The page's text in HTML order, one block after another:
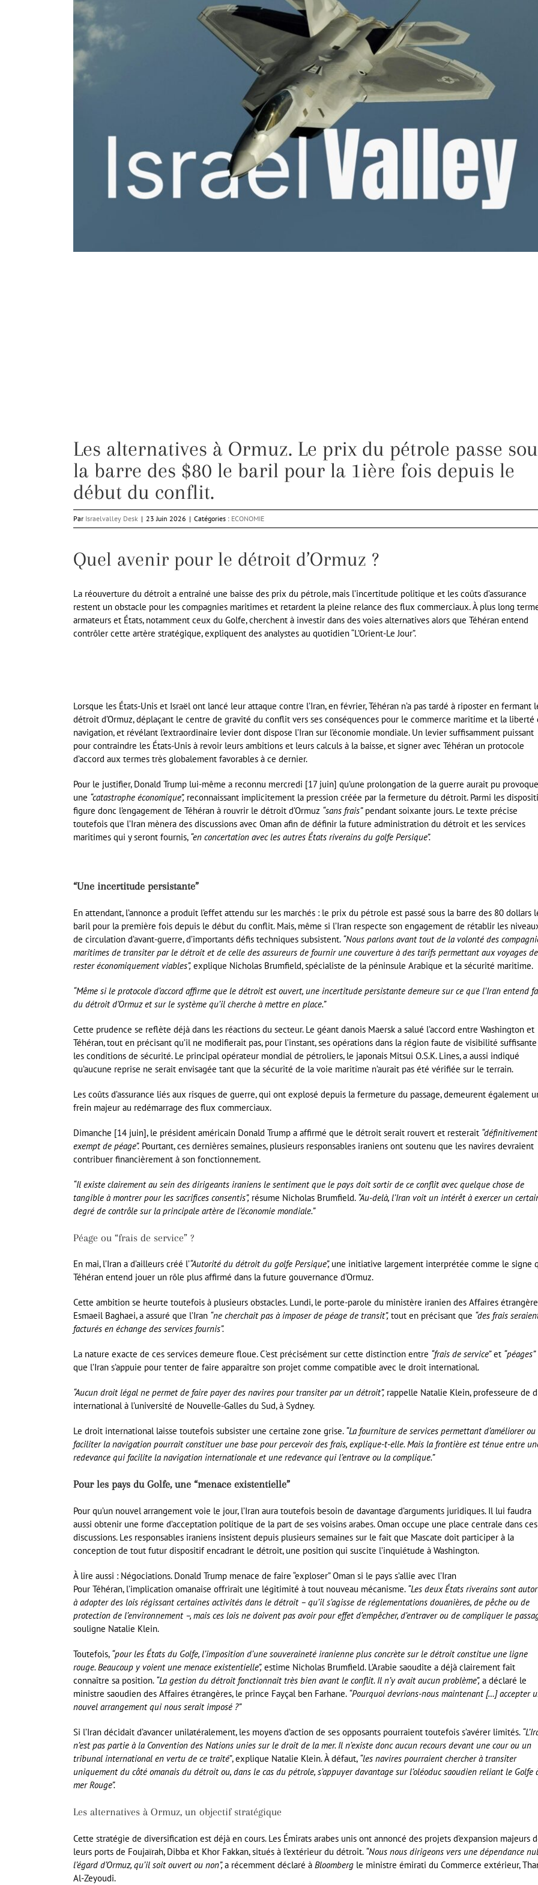
Les alternatives à Ormuz. Le prix du pétrole passe
la barre des $80 le baril pour la 1ière fois depuis le
début du conflit.
Par Israelvalley Desk | 23 Juin 2026 | Catégories : ECONOMIE
Quel avenir pour le détroit d’Ormuz ?
La réouverture du détroit a entraîné une baisse des prix du pétrole, mais l’incertitude politique et les coûts d’assurance
restent un obstacle pour les compagnies maritimes et retardent la pleine relance des flux commerciaux. À plus long
armateurs et États, notamment ceux du Golfe, cherchent à investir dans des voies alternatives alors que Téhéran entend
contrôler cette artère stratégique, expliquent des analystes au quotidien “L’Orient-Le Jour”.
Lorsque les États-Unis et Israël ont lancé leur attaque contre l’Iran, en février, Téhéran n’a pas tardé à riposter en fermant
détroit d’Ormuz, déplaçant le centre de gravité du conflit vers ses conséquences pour le commerce maritime et la liberté
navigation, et révélant l’extraordinaire levier dont dispose l’Iran sur l’économie mondiale. Un levier suffisamment puissant
pour contraindre les États-Unis à revoir leurs ambitions et leurs calculs à la baisse, et signer avec Téhéran un protocole
d’accord aux termes très globalement favorables à ce dernier.
Pour le justifier, Donald Trump lui-même a reconnu mercredi [17 juin] qu’une prolongation de la guerre aurait pu
une “catastrophe économique”, reconnaissant implicitement la pression créée par la fermeture du détroit. Parmi les
figure donc l’engagement de Téhéran à rouvrir le détroit d’Ormuz “sans frais”pendant soixante jours. Le texte précise
toutefois que l’Iran mènera des discussions avec Oman afin de définir la future administration du détroit et les services
maritimes qui y seront fournis, “en concertation avec les autres États riverains du golfe Persique”.
“Une incertitude persistante”
En attendant, l’annonce a produit l’effet attendu sur les marchés : le prix du pétrole est passé sous la barre des 80 dollars
baril pour la première fois depuis le début du conflit. Mais, même si l’Iran respecte son engagement de rétablir les
de circulation d’avant-guerre, d’importants défis techniques subsistent. “Nous parlons avant tout de la volonté des
maritimes de transiter par le détroit et de celle des assureurs de fournir une couverture à des tarifs permettant aux voyages de
rester économiquement viables”, explique Nicholas Brumfield, spécialiste de la péninsule Arabique et la sécurité maritime.
“Même si le protocole d’accord affirme que le détroit est ouvert, une incertitude persistante demeure sur ce que l’Iran entend
du détroit d’Ormuz et sur le système qu’il cherche à mettre en place.”
Cette prudence se reflète déjà dans les réactions du secteur. Le géant danois Maersk a salué l’accord entre Washington et
Téhéran, tout en précisant qu’il ne modifierait pas, pour l’instant, ses opérations dans la région faute de visibilité
les conditions de sécurité. Le principal opérateur mondial de pétroliers, le japonais Mitsui O.S.K. Lines, a aussi indiqué
qu’aucune reprise ne serait envisagée tant que la sécurité de la voie maritime n’aurait pas été vérifiée sur le terrain.
Les coûts d’assurance liés aux risques de guerre, qui ont explosé depuis la fermeture du passage, demeurent également
frein majeur au redémarrage des flux commerciaux.
Dimanche [14 juin], le président américain Donald Trump a affirmé que le détroit serait rouvert et resterait “définitivement
exempt de péage”. Pourtant, ces dernières semaines, plusieurs responsables iraniens ont soutenu que les navires devraient
contribuer financièrement à son fonctionnement.
“Il existe clairement au sein des dirigeants iraniens le sentiment que le pays doit sortir de ce conflit avec quelque chose de
tangible à montrer pour les sacrifices consentis”, résume Nicholas Brumfield. “Au-delà, l’Iran voit un intérêt à exercer un
degré de contrôle sur la principale artère de l’économie mondiale.”
Péage ou “frais de service” ?
En mai, l’Iran a d’ailleurs créé l’“Autorité du détroit du golfe Persique”, une initiative largement interprétée comme le signe
Téhéran entend jouer un rôle plus affirmé dans la future gouvernance d’Ormuz.
Cette ambition se heurte toutefois à plusieurs obstacles. Lundi, le porte-parole du ministère iranien des Affaires
Esmaeil Baghaei, a assuré que l’Iran “ne cherchait pas à imposer de péage de transit”, tout en précisant que “des frais
facturés en échange des services fournis”.
La nature exacte de ces services demeure floue. C’est précisément sur cette distinction entre “frais de service”et “péages”
que l’Iran s’appuie pour tenter de faire apparaître son projet comme compatible avec le droit international.
“Aucun droit légal ne permet de faire payer des navires pour transiter par un détroit”, rappelle Natalie Klein, professeure de
international à l’université de Nouvelle-Galles du Sud, à Sydney.
Le droit international laisse toutefois subsister une certaine zone grise. “La fourniture de services permettant d’améliorer ou
faciliter la navigation pourrait constituer une base pour percevoir des frais, explique-t-elle. Mais la frontière est ténue entre
redevance qui facilite la navigation internationale et une redevance qui l’entrave ou la complique.”
Pour les pays du Golfe, une “menace existentielle”
Pour qu’un nouvel arrangement voie le jour, l’Iran aura toutefois besoin de davantage d’arguments juridiques. Il lui faudra
aussi obtenir une forme d’acceptation politique de la part de ses voisins arabes. Oman occupe une place centrale dans ces
discussions. Les responsables iraniens insistent depuis plusieurs semaines sur le fait que Mascate doit participer à la
conception de tout futur dispositif encadrant le détroit, une position qui suscite l’inquiétude à Washington.
À lire aussi : Négociations.Donald Trump menace de faire “exploser” Oman si le pays s’allie avec l’Iran
Pour Téhéran, l’implication omanaise offrirait une légitimité à tout nouveau mécanisme. “Les deux États riverains sont
à adopter des lois régissant certaines activités dans le détroit – qu’il s’agisse de réglementations douanières, de pêche ou de
protection de l’environnement –, mais ces lois ne doivent pas avoir pour effet d’empêcher, d’entraver ou de compliquer le
souligne Natalie Klein.
Toutefois, “pour les États du Golfe, l’imposition d’une souveraineté iranienne plus concrète sur le détroit constitue une ligne
rouge. Beaucoup y voient une menace existentielle”, estime Nicholas Brumfield. L’Arabie saoudite a déjà clairement fait
connaître sa position. “La gestion du détroit fonctionnait très bien avant le conflit. Il n’y avait aucun problème”, a déclaré le
ministre saoudien des Affaires étrangères, le prince Fayçal ben Farhane. “Pourquoi devrions-nous maintenant […] accepter
nouvel arrangement qui nous serait imposé ?”
Si l’Iran décidait d’avancer unilatéralement, les moyens d’action de ses opposants pourraient toutefois s’avérer limités.
n’est pas partie à la Convention des Nations unies sur le droit de la mer. Il n’existe donc aucun recours devant une cour ou un
tribunal international en vertu de ce traité”, explique Natalie Klein. À défaut, “les navires pourraient chercher à transiter
uniquement du côté omanais du détroit ou, dans le cas du pétrole, s’appuyer davantage sur l’oléoduc saoudien reliant le Golfe
mer Rouge”.
Les alternatives à Ormuz, un objectif stratégique
Cette stratégie de diversification est déjà en cours. Les Émirats arabes unis ont annoncé des projets d’expansion majeurs
leurs ports de Foujaïrah, Dibba et Khor Fakkan, situés à l’extérieur du détroit. “Nous nous dirigeons vers une dépendance
l’égard d’Ormuz, qu’il soit ouvert ou non”,a récemment déclaré à Bloomberg le ministre émirati du Commerce extérieur,
Al-Zeyoudi.